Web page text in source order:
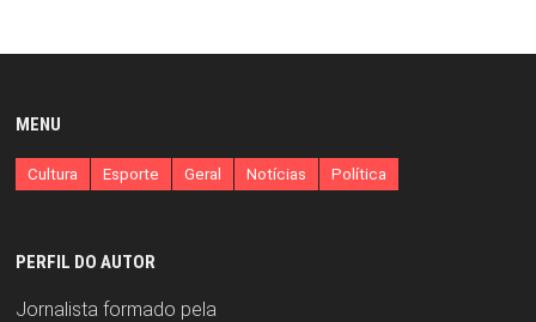
MENU
Cultura Esporte Geral Notícias Política
PERFIL DO AUTOR
Jornalista formado pela